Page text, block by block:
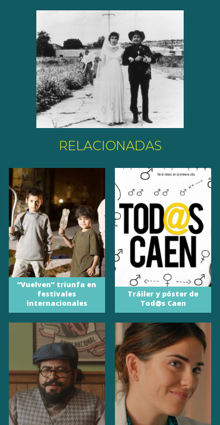
RELACIONADAS
“Vuelven” triunfa en
festivales
internacionales
Tráiler y póster de
Tod@s Caen